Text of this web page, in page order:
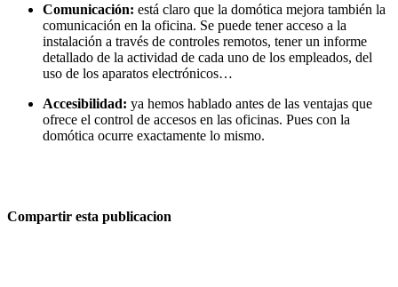
Comunicación: está claro que la domótica mejora también la
comunicación en la oficina. Se puede tener acceso a la
instalación a través de controles remotos, tener un informe
detallado de la actividad de cada uno de los empleados, del
uso de los aparatos electrónicos…
Accesibilidad: ya hemos hablado antes de las ventajas que
ofrece el control de accesos en las oficinas. Pues con la
domótica ocurre exactamente lo mismo.
Compartir esta publicacion